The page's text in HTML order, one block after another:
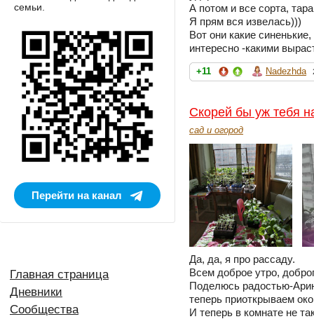
А потом и все сорта,
Я прям вся извелась)))
Вот они какие
интересно -какими
+11 Nadezhda
Скорей бы уж тебя
сад и огород
Да, да, я про рассаду.
Всем доброе утро,
Поделюсь радостью-
теперь приоткрываем
И теперь в комнате не
семьи.
Перейти на канал
Главная страница
Дневники
Сообщества